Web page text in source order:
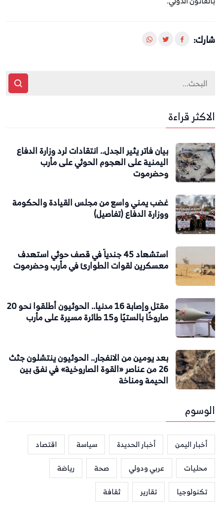
شارك:
الاكثر قراءة
بيان فاتر يثير الجدل.. انتقادات لرد وزارة الدفاع
اليمنية على الهجوم الحوثي على مأرب
وحضرموت
غضب يمني واسع من مجلس القيادة والحكومة
ووزارة الدفاع (تفاصيل)
استشهاد 45 جندياً في قصف حوثي استهدف
معسكرين لقوات الطوارئ في مأرب وحضرموت
مقتل وإصابة 16 مدنيا.. الحوثيون أطلقوا نحو 20
صاروخًا بالستيًا و15 طائرة مسيرة على مأرب
بعد يومين من الانفجار.. الحوثيون ينتشلون جثث
26 من عناصر «القوة الصاروخية» في نفق بين
الحيمة ومناخة
الوسوم
أخبار اليمن أخبار الحديدة سياسة
اقتصاد
محليات
عربي ودولي صحة
رياضة
تكنولوجيا
تقارير ثقافة